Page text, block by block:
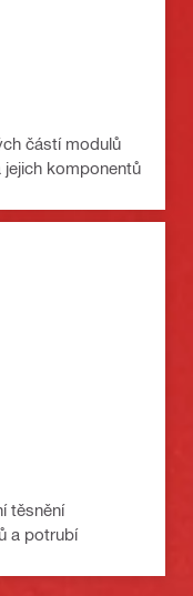
částí modulů
jejich komponentů
těsnění
a potrubí